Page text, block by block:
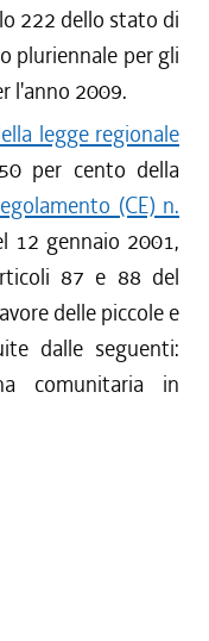
222 dello stato di
pluriennale per gli
l'anno 2009.
legge regionale
per cento della
(CE) n.
12 gennaio 2001,
87 e 88 del
delle piccole e
dalle seguenti:
comunitaria in